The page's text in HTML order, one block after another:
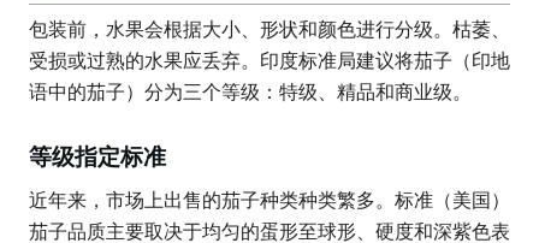
包装前，水果会根据大小、形状和颜色进行分级。枯萎、
受损或过熟的水果应丢弃。印度标准局建议将茄子（印地
语中的茄子）分为三个等级：特级、精品和商业级。
等级指定标准
近年来，市场上出售的茄子种类种类繁多。标准（美国）
茄子品质主要取决于均匀的蛋形至球形、硬度和深紫色表